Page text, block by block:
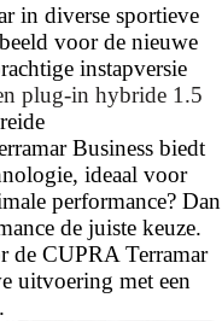
in diverse sportieve
voor de nieuwe
instapversie
plug-in hybride 1.5
Business biedt
ideaal voor
performance? Dan
de juiste keuze.
de CUPRA Terramar
uitvoering met een